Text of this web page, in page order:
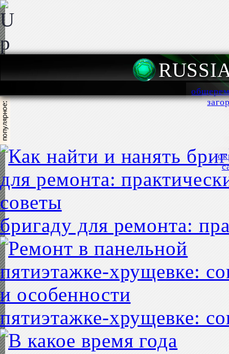
бригаду для ремонта:
пятиэтажке-хрущевке: